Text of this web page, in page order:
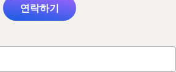
연락하기